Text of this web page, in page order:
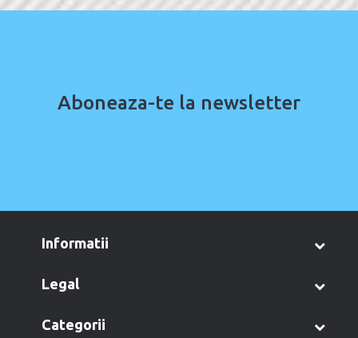
Aboneaza-te la newsletter
informatii
legal
categorii